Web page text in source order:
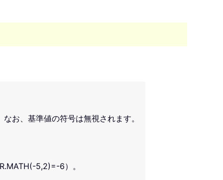
お、基準値の符号は無視されます。
5,2)=-6）。